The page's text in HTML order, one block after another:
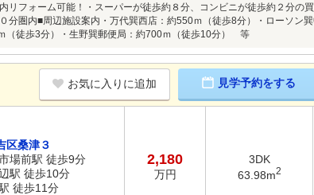
リフォーム可能！・スーパーが徒歩約８分、コンビニが徒歩約２分の
分圏内■周辺施設案内・万代巽西店：約550ｍ（徒歩8分）・ローソン
（徒歩3分）・生野巽郵便局：約700ｍ（徒歩10分） 等
お気に入りに追加 見学予約をする
区桑津３
場前駅 徒歩9分
駅 徒歩10分
徒歩11分
2,180
万円
3DK
63.98m2